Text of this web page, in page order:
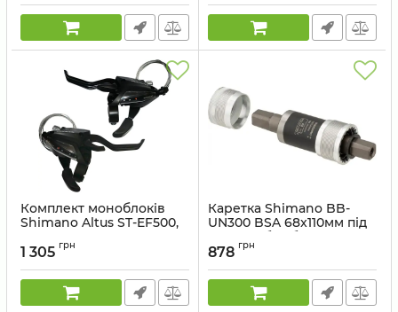
Артикул: Y5XF98130
Комплект моноблоків
Shimano Altus ST-EF500,
Артикул:
1 305 грн
Каретка Shimano BB-
UN300 BSA 68x110мм під
квадрат без болтів
Артикул:
878 грн